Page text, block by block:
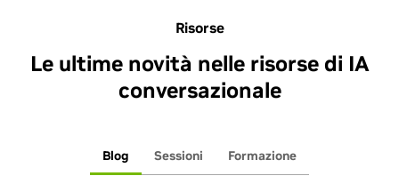
Risorse
Le ultime novità nelle risorse di IA
conversazionale
Blog Sessioni Formazione